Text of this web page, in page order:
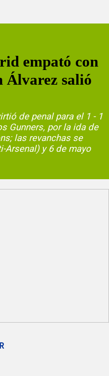
empató con
Álvarez salió
de penal para el 1 - 1
Gunners, por la ida de
las revanchas se
Arsenal) y 6 de mayo